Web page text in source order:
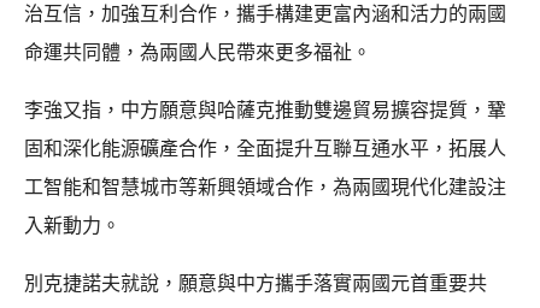
治互信，加強互利合作，攜手構建更富內涵和活力的兩國
命運共同體，為兩國人民帶來更多福祉。
李強又指，中方願意與哈薩克推動雙邊貿易擴容提質，鞏
固和深化能源礦產合作，全面提升互聯互通水平，拓展人
工智能和智慧城市等新興領域合作，為兩國現代化建設注
入新動力。
別克捷諾夫就說，願意與中方攜手落實兩國元首重要共